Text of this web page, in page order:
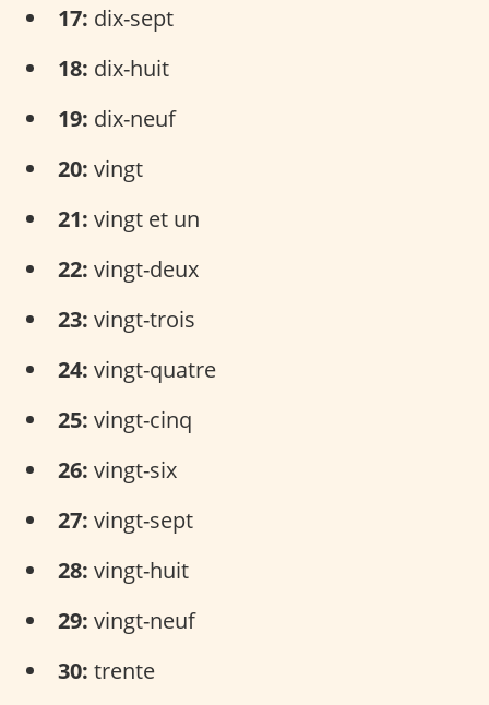
17: dix-sept
18: dix-huit
19: dix-neuf
20: vingt
21: vingt et un
22: vingt-deux
23: vingt-trois
24: vingt-quatre
25: vingt-cinq
26: vingt-six
27: vingt-sept
28: vingt-huit
29: vingt-neuf
30: trente